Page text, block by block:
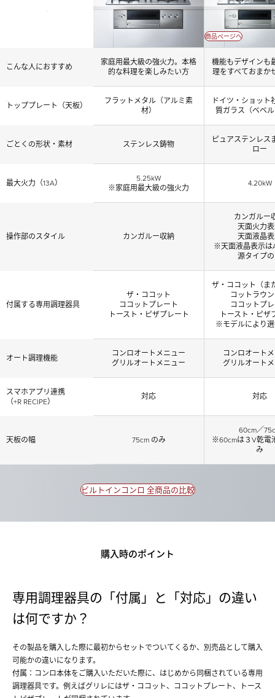
商品ページへ
こんな人におすすめ
家庭用最大級の強火力。本格
的な料理を楽しみたい方
機能もデザインも
理をすべておまか
トッププレート（天板）
フラットメタル（アルミ素
材）
ドイツ・ショット
質ガラス（ベベ
ごとくの形状・素材 ステンレス鋳物
ピュアステンレス
ロー
最大火力（13A）
5.25kW
※家庭用最大級の強火力
4.20kW
操作部のスタイル カンガルー収納
カンガルー
天面火力
天面液晶
※天面液晶表示は
源タイプ
付属する専用調理器具
ザ・ココット
ココットプレート
トースト・ピザプレート
ザ・ココット（ま
コットラウ
ココットプ
トースト・ピザ
※モデルにより
オート調理機能
コンロオートメニュー
グリルオートメニュー
コンロオート
グリルオート
スマホアプリ連携
（+R RECIPE）
対応 対応
天板の幅 75cm のみ
60cm／
※60cmは３V乾電
み
ビルトインコンロ 全商品の比較
購入時のポイント
専用調理器具の「付属」と「対応」の違い
は何ですか？
その製品を購入した際に最初からセットでついてくるか、別売品として購入
可能かの違いになります。
付属 ：コンロ本体をご購入いただいた際に、はじめから同梱されている専用
調理器具です。例えばグリレにはザ・ココット、ココットプレート、トース